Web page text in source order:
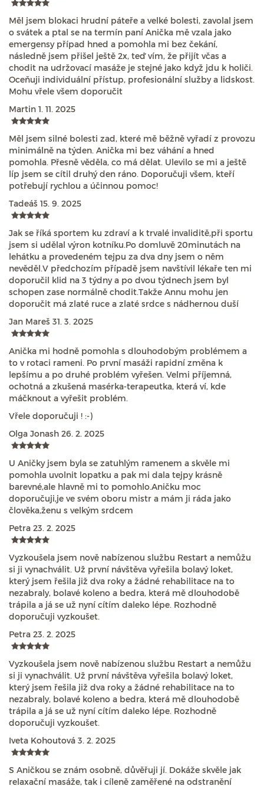
Měl jsem blokaci hrudní páteře a velké bolesti, zavolal jsem
o svátek a ptal se na termín paní Anička mě vzala jako
emergensy případ hned a pomohla mi bez čekání,
následně jsem přišel ještě 2x, teď vím, že přijít včas a
chodit na udržovací masáže je stejné jako když jdu k holiči.
Oceňuji individuální přístup, profesionální služby a lidskost.
Mohu vřele všem doporučit
Martin 1. 11. 2025
Měl jsem silné bolesti zad, které mě běžně vyřadí z provozu
minimálně na týden. Anička mi bez váhání a hned
pomohla. Přesně věděla, co má dělat. Ulevilo se mi a ještě
líp jsem se cítil druhý den ráno. Doporučuji všem, kteří
potřebují rychlou a účinnou pomoc!
Tadeáš 15. 9. 2025
Jak se říká sportem ku zdraví a k trvalé invaliditě,při sportu
jsem si udělal výron kotníku.Po domluvě 20minutách na
lehátku a provedeném tejpu za dva dny jsem o něm
nevěděl.V předchozím případě jsem navštívil lékaře ten mi
doporučil klid na 3 týdny a po dvou týdnech jsem byl
schopen zase normálně chodit.Takže Annu mohu jen
doporučit má zlaté ruce a zlaté srdce s nádhernou duší
Jan Mareš 31. 3. 2025
Anička mi hodně pomohla s dlouhodobým problémem a
to v rotaci rameni. Po první masáži rapidní změna k
lepšímu a po druhé problém vyřešen. Velmi příjemná,
ochotná a zkušená masérka-terapeutka, která ví, kde
máčknout a vyřešit problém.
Vřele doporučuji ! :-)
Olga Jonash 26. 2. 2025
U Aničky jsem byla se zatuhlým ramenem a skvěle mi
pomohla uvolnit lopatku a pak mi dala tejpy krásně
barevné,ale hlavně mi to pomohlo.Aničku moc
doporučuji,je ve svém oboru mistr a mám ji ráda jako
člověka,ženu s velkým srdcem
Petra 23. 2. 2025
Vyzkoušela jsem nově nabízenou službu Restart a nemůžu
si ji vynachválit. Už první návštěva vyřešila bolavý loket,
který jsem řešila již dva roky a žádné rehabilitace na to
nezabraly, bolavé koleno a bedra, která mě dlouhodobě
trápila a já se už nyní cítím daleko lépe. Rozhodně
doporučuji vyzkoušet.
Petra 23. 2. 2025
Vyzkoušela jsem nově nabízenou službu Restart a nemůžu
si ji vynachválit. Už první návštěva vyřešila bolavý loket,
který jsem řešila již dva roky a žádné rehabilitace na to
nezabraly, bolavé koleno a bedra, která mě dlouhodobě
trápila a já se už nyní cítím daleko lépe. Rozhodně
doporučuji vyzkoušet.
Iveta Kohoutová 3. 2. 2025
S Aničkou se znám osobně, důvěřuji jí. Dokáže skvěle jak
relaxační masáže, tak i cíleně zaměřené na odstranění